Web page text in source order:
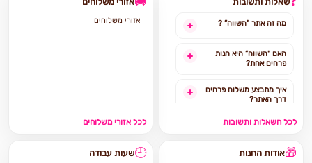
מה זה אתר "השווה” ?
האם "השווה” היא חנות
פרחים אחת?
איך מתבצע משלוח פרחים
דרך האתר?
האם ניתן להזמין משלוח
לכל השאלות ותשובות
אזורי משלוחים
לכל אזורי משלוחים
🎁אודות החנות 🕘שעות עבודה